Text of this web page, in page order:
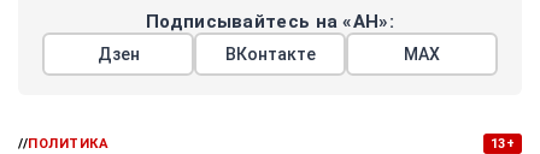
Подписывайтесь на «АН»:
Дзен ВКонтакте МАХ
//ПОЛИТИКА 13+